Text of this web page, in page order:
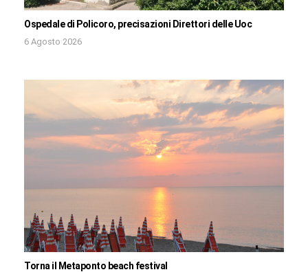
Ospedale di Policoro, precisazioni Direttori delle Uoc
6 Agosto 2026
Torna il Metaponto beach festival